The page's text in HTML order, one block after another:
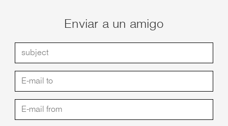
Enviar a un amigo